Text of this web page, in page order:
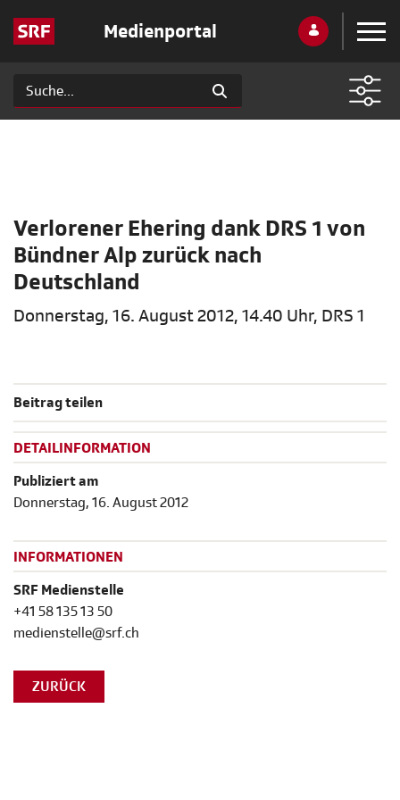
Medienportal
Verlorener Ehering dank DRS 1 von
Bündner Alp zurück nach
Deutschland
Donnerstag, 16. August 2012, 14.40 Uhr, DRS 1
Beitrag teilen
DETAILINFORMATION
Publiziert am
Donnerstag, 16. August 2012
INFORMATIONEN
SRF Medienstelle
+41 58 135 13 50
medienstelle@srf.ch
ZURÜCK